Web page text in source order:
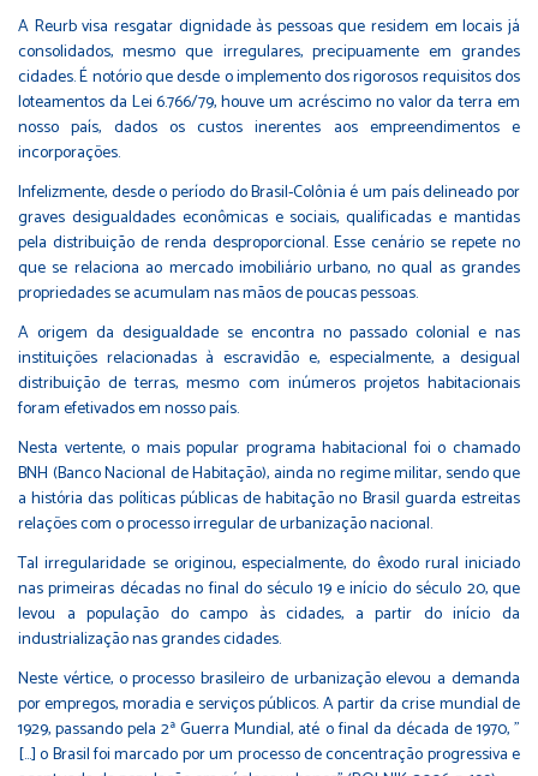
A Reurb visa resgatar dignidade às pessoas que residem em locais já
consolidados, mesmo que irregulares, precipuamente em grandes
cidades. É notório que desde o implemento dos rigorosos requisitos dos
loteamentos da Lei 6.766/79, houve um acréscimo no valor da terra em
nosso país, dados os custos inerentes aos empreendimentos e
incorporações.
Infelizmente, desde o período do Brasil-Colônia é um país delineado por
graves desigualdades econômicas e sociais, qualificadas e mantidas
pela distribuição de renda desproporcional. Esse cenário se repete no
que se relaciona ao mercado imobiliário urbano, no qual as grandes
propriedades se acumulam nas mãos de poucas pessoas.
A origem da desigualdade se encontra no passado colonial e nas
instituições relacionadas à escravidão e, especialmente, a desigual
distribuição de terras, mesmo com inúmeros projetos habitacionais
foram efetivados em nosso país.
Nesta vertente, o mais popular programa habitacional foi o chamado
BNH (Banco Nacional de Habitação), ainda no regime militar, sendo que
a história das políticas públicas de habitação no Brasil guarda estreitas
relações com o processo irregular de urbanização nacional.
Tal irregularidade se originou, especialmente, do êxodo rural iniciado
nas primeiras décadas no final do século 19 e início do século 20, que
levou a população do campo às cidades, a partir do início da
industrialização nas grandes cidades.
Neste vértice, o processo brasileiro de urbanização elevou a demanda
por empregos, moradia e serviços públicos. A partir da crise mundial de
1929, passando pela 2ª Guerra Mundial, até o final da década de 1970, "
[...] o Brasil foi marcado por um processo de concentração progressiva e